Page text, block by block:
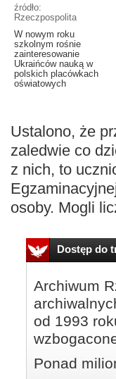
źródło:
Rzeczpospolita
W nowym roku
szkolnym rośnie
zainteresowanie
Ukraińców nauką w
polskich placówkach
oświatowych
Ustalono, że
zaledwie co
z nich, to
osoby. Mogli
Dostęp do
Archiwum
od 1993
Ponad